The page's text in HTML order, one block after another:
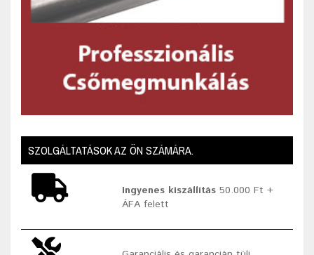
SZOLGÁLTATÁSOK AZ ÖN SZÁMÁRA.
Ingyenes kiszállítás 50.000 Ft +
ÁFA felett